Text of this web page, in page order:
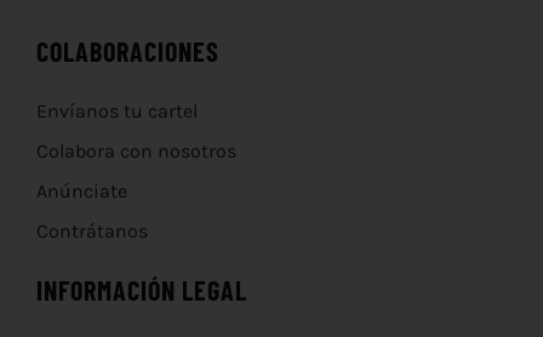
COLABORACIONES
Envíanos tu cartel
Colabora con nosotros
Anúnciate
Contrátanos
INFORMACIÓN LEGAL